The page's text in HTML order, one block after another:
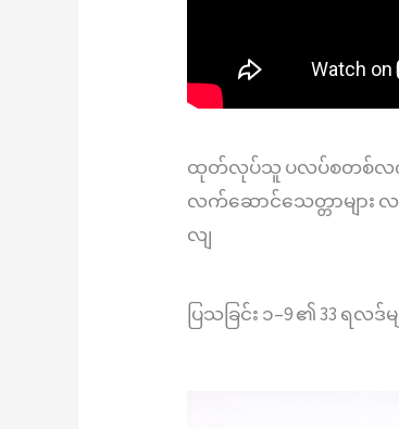
ထုတ်လုပ်သူ ပလပ်စတစ်လက်
လက်ဆောင်သေတ္တာများ
လျ
ပြသခြင်း ၁–9 ၏ 33 ရလဒ်မ